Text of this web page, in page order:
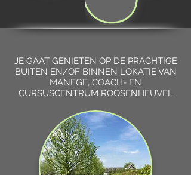
JE GAAT GENIETEN OP DE PRACHTIGE
BUITEN EN/OF BINNEN LOKATIE VAN
MANEGE, COACH- EN
CURSUSCENTRUM ROOSENHEUVEL